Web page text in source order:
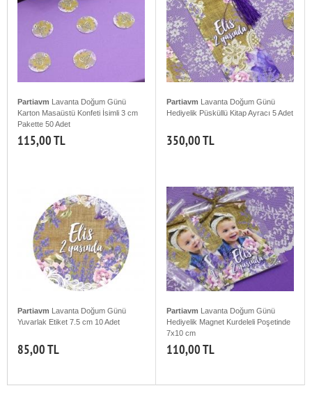
Partiavm Lavanta Doğum Günü
Karton Masaüstü Konfeti İsimli 3 cm
Pakette 50 Adet
115,00 TL
Partiavm Lavanta Doğum Günü
Hediyelik Püsküllü Kitap Ayracı 5 Adet
350,00 TL
Partiavm Lavanta Doğum Günü
Yuvarlak Etiket 7.5 cm 10 Adet
85,00 TL
Partiavm Lavanta Doğum Günü
Hediyelik Magnet Kurdeleli Poşetinde
7x10 cm
110,00 TL